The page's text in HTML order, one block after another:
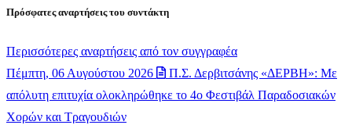
Πρόσφατες αναρτήσεις του συντάκτη
Περισσότερες αναρτήσεις από τον συγγραφέα
Πέμπτη, 06 Αυγούστου 2026
Π.Σ. Δερβιτσάνης «ΔΕΡΒΗ»: Με
απόλυτη επιτυχία ολοκληρώθηκε το 4ο Φεστιβάλ Παραδοσιακών
Χορών και Τραγουδιών